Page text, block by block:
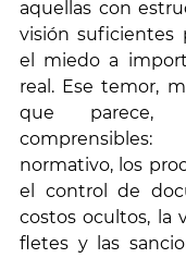
aquellas con
visión suficientes
el miedo a
real. Ese temor,
que parece,
normativo, los
el control de
costos ocultos, la
fletes y las